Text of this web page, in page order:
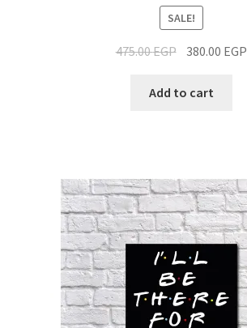
SALE!
475.00EGP 380.00 EGP
Add to cart